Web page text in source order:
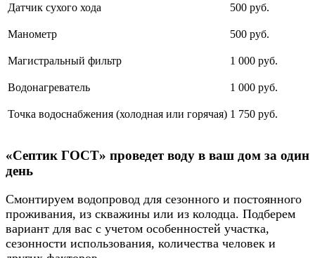
Датчик сухого хода 500 руб.
Манометр 500 руб.
Магистральный фильтр 1 000 руб.
Водонагреватель 1 000 руб.
Точка водоснабжения (холодная или горячая) 1 750 руб.
«Септик ГОСТ» проведет воду в ваш дом за один
день
Смонтируем водопровод для сезонного и постоянного
проживания, из скважины или из колодца. Подберем
вариант для вас с учетом особенностей участка,
сезонности использования, количества человек и